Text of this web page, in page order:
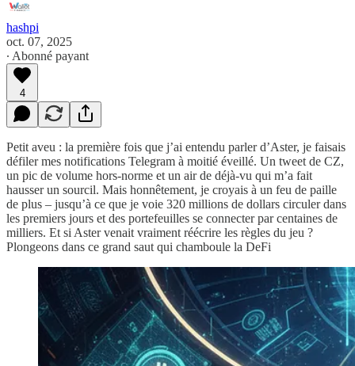
hashpi
oct. 07, 2025
∙ Abonné payant
4
Petit aveu : la première fois que j’ai entendu parler d’Aster, je faisais
défiler mes notifications Telegram à moitié éveillé. Un tweet de CZ,
un pic de volume hors-norme et un air de déjà-vu qui m’a fait
hausser un sourcil. Mais honnêtement, je croyais à un feu de paille
de plus – jusqu’à ce que je voie 320 millions de dollars circuler dans
les premiers jours et des portefeuilles se connecter par centaines de
milliers. Et si Aster venait vraiment réécrire les règles du jeu ?
Plongeons dans ce grand saut qui chamboule la DeFi